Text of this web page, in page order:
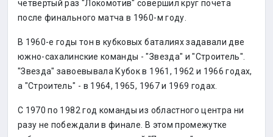
четвертый раз "Локомотив" совершил круг почета
после финального матча в 1960-м году.
В 1960-е годы тон в кубковых баталиях задавали две
южно-сахалинские команды - "Звезда" и "Строитель".
"Звезда" завоевывала Кубок в 1961, 1962 и 1966 годах,
а "Строитель" - в 1964, 1965, 1967 и 1969 годах.
С 1970 по 1982 год команды из областного центра ни
разу не побеждали в финале. В этом промежутке